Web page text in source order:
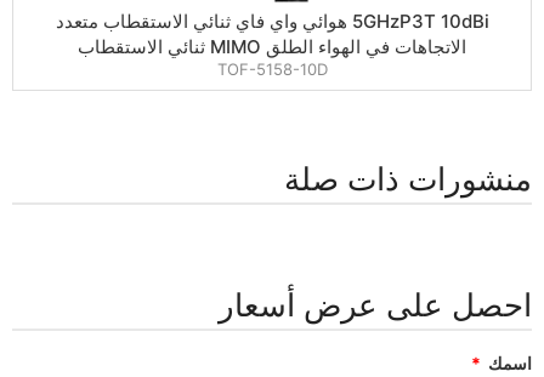
5GHzP3T 10dBi هوائي واي فاي ثنائي الاستقطاب متعدد
الاتجاهات في الهواء الطلق MIMO ثنائي الاستقطاب
TOF-5158-10D
منشورات ذات صلة
احصل على عرض أسعار
اسمك